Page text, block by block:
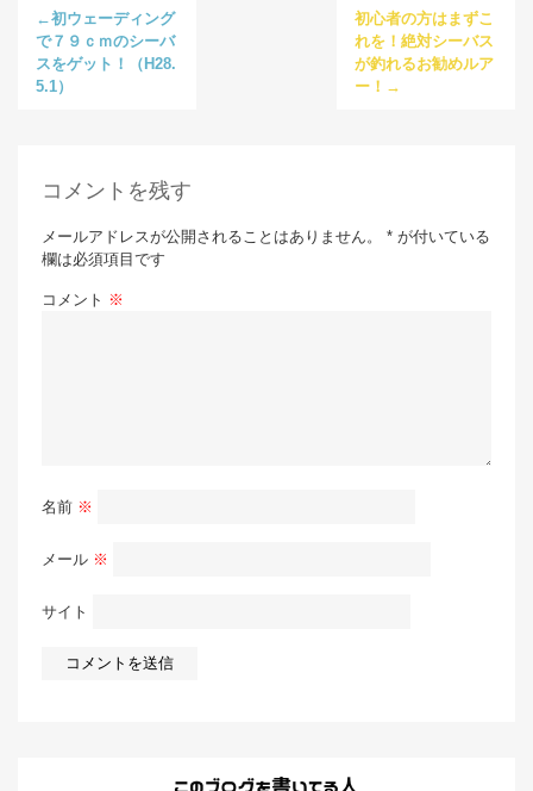
←初ウェーディング
で７９ｃｍのシーバ
スをゲット！（H28.
5.1）
初心者の方はまずこ
れを！絶対シーバス
が釣れるお勧めルア
ー！→
コメントを残す
メールアドレスが公開されることはありません。 * が付いている
欄は必須項目です
コメント ※
名前 ※
メール ※
サイト